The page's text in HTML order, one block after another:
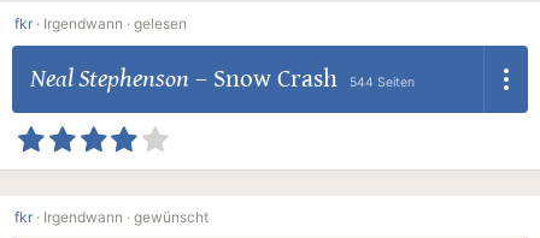
fkr · Irgendwann · gelesen
Neal Stephenson – Snow Crash 544 Seiten
fkr · Irgendwann · gewünscht